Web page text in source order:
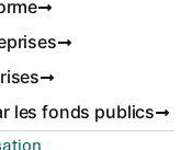
les fonds publics